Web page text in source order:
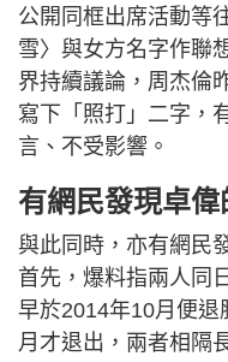
公開同框出席活動等
雪〉與女方名字作聯
界持續議論，周杰倫
寫下「照打」二字，
言、不受影響。
有網民發現卓
與此同時，亦有網民
首先，爆料指兩人同
早於2014年10月便退
月才退出，兩者相隔